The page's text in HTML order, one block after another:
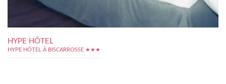
HYPE HÔTEL
HYPE HÔTEL À BISCARROSSE ★★★